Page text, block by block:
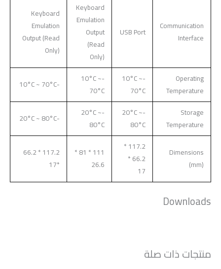
Communication
Interface
USB Port
Keyboard
Emulation
Output
(Read
Only)
Keyboard
Emulation
Output (Read
Only)
Operating
Temperature
-10°C ~
70°C
-10°C ~
70°C
-10°C ~ 70°C
Storage
Temperature
-20°C ~
80°C
-20°C ~
80°C
-20°C ~ 80°C
Dimensions
(mm)
117.2 *
66.2 *
17
111 * 81 *
26.6
117.2 * 66.2
*17
Downloads
منتجات ذات صلة